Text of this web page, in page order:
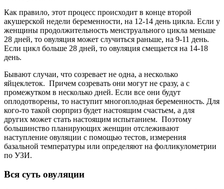
Как правило, этот процесс происходит в конце второй
акушерской недели беременности, на 12-14 день цикла. Если у
женщины продолжительность менструального цикла меньше
28 дней, то овуляция может случиться раньше, на 9-11 день.
Если цикл больше 28 дней, то овуляция смещается на 14-18
день.
Бывают случаи, что созревает не одна, а несколько
яйцеклеток. Причем созревать они могут не сразу, а с
промежутком в несколько дней. Если все они будут
оплодотворены, то наступит многоплодная беременность. Для
кого-то такой сюрприз будет настоящим счастьем, а для
других может стать настоящим испытанием. Поэтому
большинство планирующих женщин отслеживают
наступление овуляции с помощью тестов, измерения
базальной температуры или определяют на фолликулометрии
по УЗИ.
Вся суть овуляции